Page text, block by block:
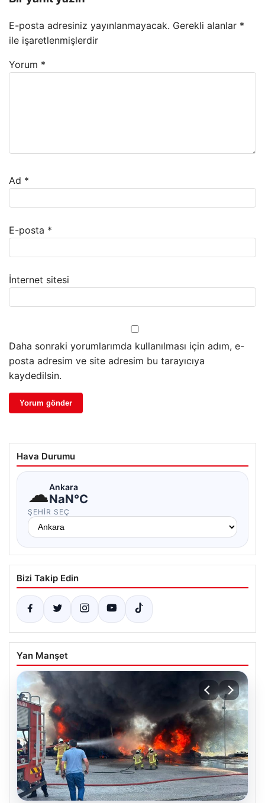
E-posta adresiniz yayınlanmayacak. Gerekli alanlar *
ile işaretlenmişlerdir
Yorum *
Ad *
E-posta *
İnternet sitesi
Daha sonraki yorumlarımda kullanılması için adım, e-
posta adresim ve site adresim bu tarayıcıya
kaydedilsin.
Hava Durumu
☁Ankara
NaN°C
ŞEHIR SEÇ
Bizi Takip Edin
Yan Manşet